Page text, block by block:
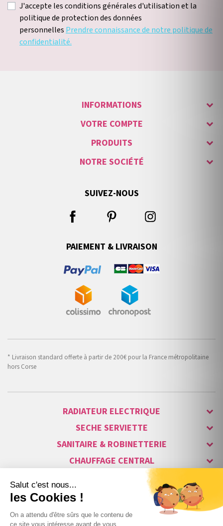
J'accepte les conditions générales d'utilisation et la
politique de protection des données
personnellesPrendre connaissance de notre politique de
confidentialité.
INFORMATIONS
VOTRE COMPTE
PRODUITS
NOTRE SOCIÉTÉ
SUIVEZ-NOUS
PAIEMENT & LIVRAISON
* Livraison standard offerte à partir de 200€ pour la France métropolitaine
hors Corse
RADIATEUR ELECTRIQUE
SECHE SERVIETTE
SANITAIRE & ROBINETTERIE
CHAUFFAGE CENTRAL
ALARME & SÉCURITÉ
MAISON CONNECTÉE
VISIOPHONE & INTERPHONE